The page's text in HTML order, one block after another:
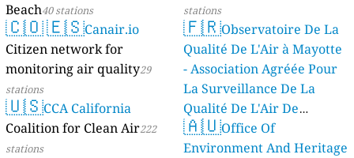
Beach40 stations
🇨🇴🇪🇸Canair.io
Citizen network for
monitoring air quality29
stations
🇺🇸CCA California
Coalition for Clean Air222
stations
stations
🇫🇷Observatoire De La
Qualité De L'Air à Mayotte
- Association Agréée Pour
La Surveillance De La
Qualité De L'Air De
Mayotte 4 stations
🇦🇺Office Of
Environment And Heritage